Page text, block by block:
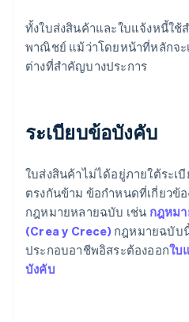
ทั้งใบส่งสินค้าและใบแจ้งหนี้ใช้
พาณิชย์ แม้ว่าโดยหน้าที่หลักจ
ต่างที่สำคัญบางประการ
ระเบียบข้อบังคับ
ใบส่งสินค้าไม่ได้อยู่ภายใต้ระเ
ตรงกันข้าม ข้อกำหนดที่เกี่ยวข้
กฎหมายหลายฉบับ เช่น กฎหม
(Crea y Crece)กฎหมายฉบับ
ประกอบอาชีพอิสระต้องออกใบ
บังคับ